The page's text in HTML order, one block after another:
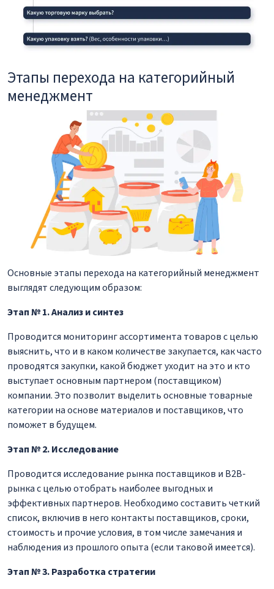
Этапы перехода на категорийный
менеджмент
Основные этапы перехода на категорийный менеджмент
выглядят следующим образом:
Этап № 1. Анализ и синтез
Проводится мониторинг ассортимента товаров с целью
выяснить, что и в каком количестве закупается, как часто
проводятся закупки, какой бюджет уходит на это и кто
выступает основным партнером (поставщиком)
компании. Это позволит выделить основные товарные
категории на основе материалов и поставщиков, что
поможет в будущем.
Этап № 2. Исследование
Проводится исследование рынка поставщиков и B2B-
рынка с целью отобрать наиболее выгодных и
эффективных партнеров. Необходимо составить четкий
список, включив в него контакты поставщиков, сроки,
стоимость и прочие условия, в том числе замечания и
наблюдения из прошлого опыта (если таковой имеется).
Этап № 3. Разработка стратегии